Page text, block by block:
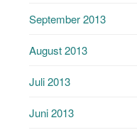
September 2013
August 2013
Juli 2013
Juni 2013